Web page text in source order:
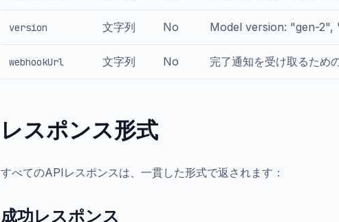
version 文字列 No Model version: "gen-
webhookUrl 文字列 No 完了通知を受け取るため
レスポンス形式
すべてのAPIレスポンスは、一貫した形式で返されます：
成功レスポンス